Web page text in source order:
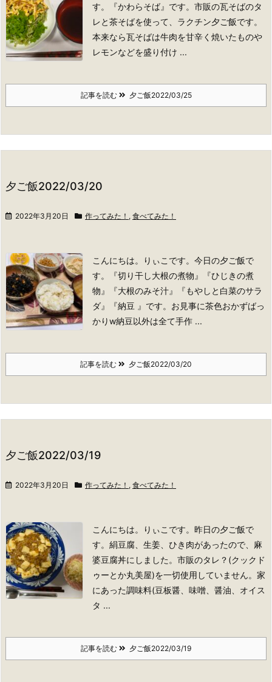
す。
『かわらそば』です。 市販の瓦そばのタ
レと茶そばを使って、ラクチン夕ご飯です。
本来なら瓦そばは牛肉を甘辛く焼いたものや
レモンなどを盛り付け ...
記事を読む 夕ご飯2022/03/25
夕ご飯2022/03/20
2022年3月20日 作ってみた！ , 食べてみた！
こんにちは。りぃこです。 今日の夕ご飯で
す。
『切り干し大根の煮物』『ひじきの煮
物』『大根のみそ汁』『もやしと白菜のサラ
ダ』『納豆 』です。お見事に茶色おかずばっ
かりw納豆以外は全て手作 ...
記事を読む 夕ご飯2022/03/20
夕ご飯2022/03/19
2022年3月20日 作ってみた！ , 食べてみた！
こんにちは。りぃこです。 昨日の夕ご飯で
す。 絹豆腐、生姜、ひき肉があったので、麻
婆豆腐丼にしました。市販のタレ？(クックド
ゥーとか丸美屋)を一切使用していません。家
にあった調味料(豆板醤、味噌、醤油、オイス
タ ...
記事を読む 夕ご飯2022/03/19